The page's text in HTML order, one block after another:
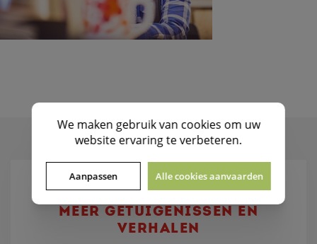
MEER GETUIGENISSEN EN
VERHALEN
We maken gebruik van cookies om uw
website ervaring te verbeteren.
Aanpassen Alle cookies aanvaarden